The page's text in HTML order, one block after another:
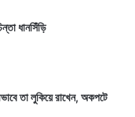
ধানসিঁড়ি
তা লুকিয়ে রাখেন, অকপটে